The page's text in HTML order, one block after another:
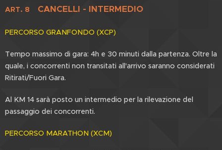
ART. 8 CANCELLI - INTERMEDIO
PERCORSO GRANFONDO (XCP)
Tempo massimo di gara: 4h e 30 minuti dalla partenza. Oltre la
quale, i concorrenti non transitati all'arrivo saranno considerati
Ritirati/Fuori Gara.
Al KM 14 sarà posto un intermedio per la rilevazione del
passaggio dei concorrenti.
PERCORSO MARATHON (XCM)